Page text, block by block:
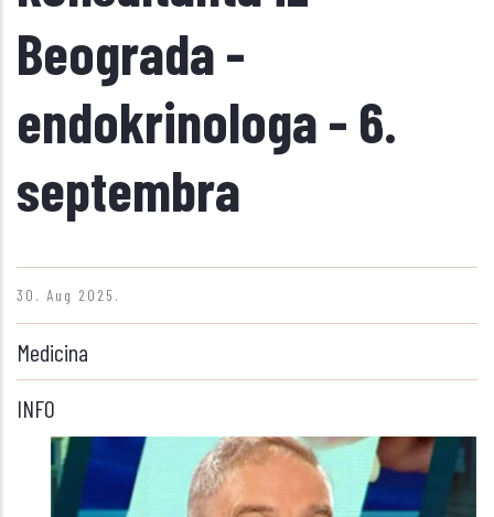
Beograda -
endokrinologa - 6.
septembra
30. Aug 2025.
Medicina
INFO